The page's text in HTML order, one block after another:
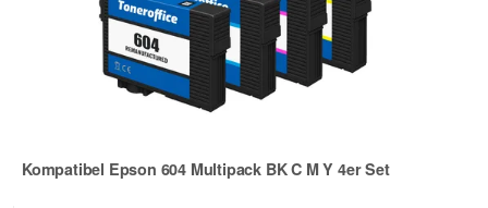
Kompatibel Epson 604 Multipack BK C M Y 4er Set
Zur Artikelbewertung